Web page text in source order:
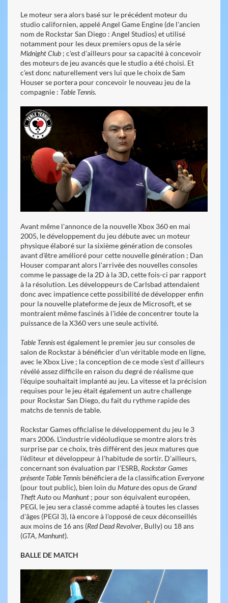
Le moteur sera alors basé sur le précédent moteur du
studio californien, appelé Angel Game Engine (de l'ancien
nom de Rockstar San Diego : Angel Studios) et utilisé
notamment pour les deux premiers opus de la série
Midnight Club ; c'est d'ailleurs pour sa capacité à concevoir
des moteurs de jeu avancés que le studio a été choisi. Et
c'est donc naturellement vers lui que le choix de Sam
Houser se portera pour concevoir le nouveau jeu de la
compagnie : Table Tennis.
Avant même l'annonce de la nouvelle Xbox 360 en mai
2005, le développement du jeu débute avec un moteur
physique élaboré sur la sixième génération de consoles
avant d'être amélioré pour cette nouvelle génération ; Dan
Houser comparant alors l'arrivée des nouvelles consoles
comme le passage de la 2D à la 3D, cette fois-ci par rapport
à la résolution. Les développeurs de Carlsbad attendaient
donc avec impatience cette possibilité de développer enfin
pour la nouvelle plateforme de jeux de Microsoft, et se
montraient même fascinés à l'idée de concentrer toute la
puissance de la X360 vers une seule activité.
Table Tennisest également le premier jeu sur consoles de
salon de Rockstar à bénéficier d'un véritable mode en ligne,
avec le Xbox Live ; la conception de ce mode s'est d'ailleurs
révélé assez difficile en raison du degré de réalisme que
l'équipe souhaitait implanté au jeu. La vitesse et la précision
requises pour le jeu était également un autre challenge
pour Rockstar San Diego, du fait du rythme rapide des
matchs de tennis de table.
Rockstar Games officialise le développement du jeu le 3
mars 2006. L'industrie vidéoludique se montre alors très
surprise par ce choix, très différent des jeux matures que
l'éditeur et développeur à l'habitude de sortir. D'ailleurs,
concernant son évaluation par l'ESRB, Rockstar Games
présente Table Tennis bénéficiera de la classification Everyone
(pour tout public), bien loin du Maturedes opus deGrand
Theft Autoou Manhunt ; pour son équivalent européen,
PEGI, le jeu sera classé comme adapté à toutes les classes
d'âges (PEGI 3), là encore à l'opposé de ceux déconseillés
aux moins de 16 ans (Red Dead Revolver, Bully) ou 18 ans
(GTA,Manhunt).
BALLE DE MATCH